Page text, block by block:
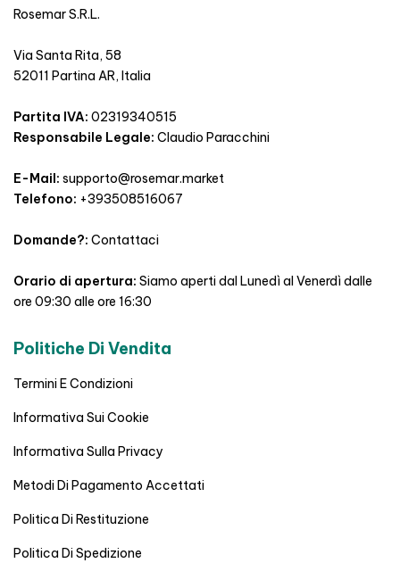
Rosemar S.R.L.
Via Santa Rita, 58
52011 Partina AR, Italia
Partita IVA: 02319340515
Responsabile Legale: Claudio Paracchini
E-Mail: supporto@rosemar.market
Telefono: +393508516067
Domande?: Contattaci
Orario di apertura: Siamo aperti dal Lunedì al Venerdì dalle
ore 09:30 alle ore 16:30
Politiche Di Vendita
Termini E Condizioni
Informativa Sui Cookie
Informativa Sulla Privacy
Metodi Di Pagamento Accettati
Politica Di Restituzione
Politica Di Spedizione